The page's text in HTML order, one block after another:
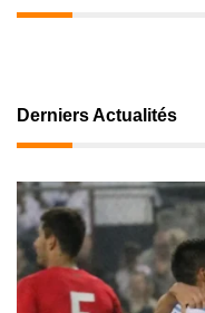
Derniers Actualités